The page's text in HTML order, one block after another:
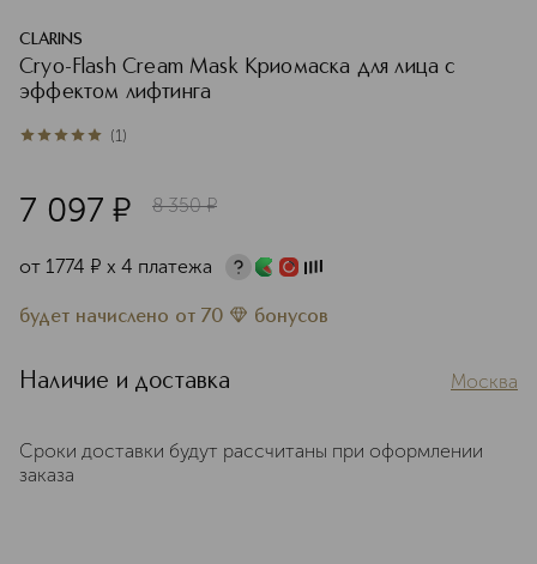
CLARINS
Cryo-Flash Cream Mask Криомаска для лица с
эффектом лифтинга
5из 51 (1)
7 097 ¤ 8 350 ¤
от 1774 ¤ х 4 платежа
будет начислено от 70 бонусов
Наличие и доставка Москва
Сроки доставки будут рассчитаны при оформлении
заказа